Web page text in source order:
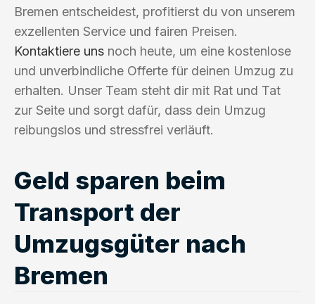
Bremen entscheidest, profitierst du von unserem
exzellenten Service und fairen Preisen.
Kontaktiere uns noch heute, um eine kostenlose
und unverbindliche Offerte für deinen Umzug zu
erhalten. Unser Team steht dir mit Rat und Tat
zur Seite und sorgt dafür, dass dein Umzug
reibungslos und stressfrei verläuft.
Geld sparen beim
Transport der
Umzugsgüter nach
Bremen